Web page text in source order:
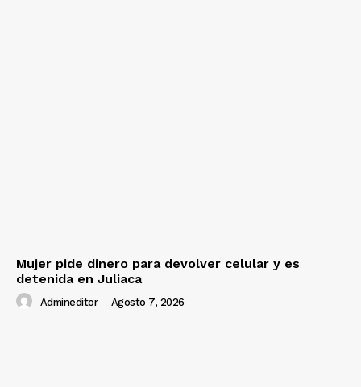
Mujer pide dinero para devolver celular y es
detenida en Juliaca
Admineditor - Agosto 7, 2026